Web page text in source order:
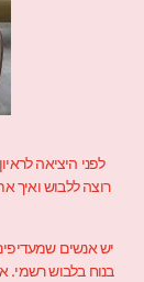
לפני היציאה
רוצה ללבוש ואיך
יש אנשים שמעדיפים
בנוח בלבוש רשמי.